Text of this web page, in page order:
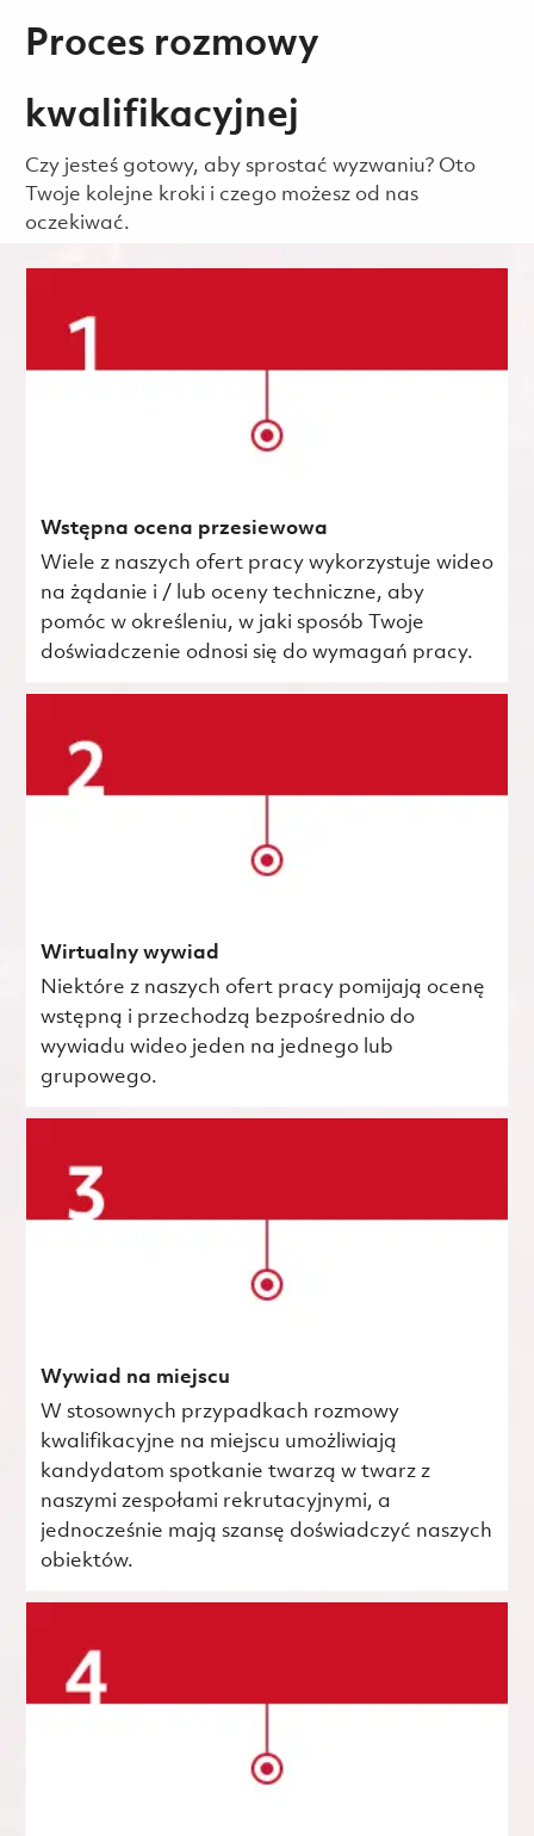
Proces rozmowy
kwalifikacyjnej
Czy jesteś gotowy, aby sprostać wyzwaniu? Oto
Twoje kolejne kroki i czego możesz od nas
oczekiwać.
Wstępna ocena przesiewowa
Wiele z naszych ofert pracy wykorzystuje wideo
na żądanie i / lub oceny techniczne, aby
pomóc w określeniu, w jaki sposób Twoje
doświadczenie odnosi się do wymagań pracy.
Wirtualny wywiad
Niektóre z naszych ofert pracy pomijają ocenę
wstępną i przechodzą bezpośrednio do
wywiadu wideo jeden na jednego lub
grupowego.
Wywiad na miejscu
W stosownych przypadkach rozmowy
kwalifikacyjne na miejscu umożliwiają
kandydatom spotkanie twarzą w twarz z
naszymi zespołami rekrutacyjnymi, a
jednocześnie mają szansę doświadczyć naszych
obiektów.